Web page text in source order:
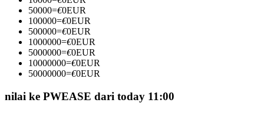
Menjadi Pedagang Salinan
50000=€0EUR
100000=€0EUR
500000=€0EUR
1000000=€0EUR
5000000=€0EUR
10000000=€0EUR
50000000=€0EUR
nilai ke PWEASE dari today 11:00